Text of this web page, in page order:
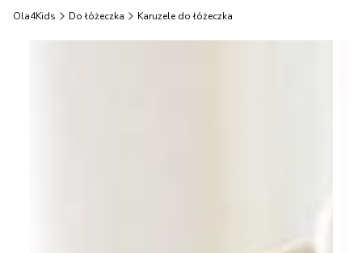
Ola4Kids Do łóżeczka Karuzele do łóżeczka